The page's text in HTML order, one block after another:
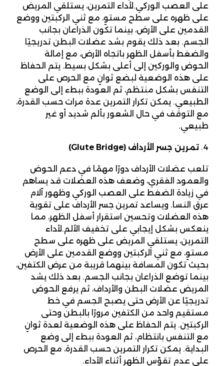
على العصب الوركي.لأداء التمرين، يستلقي المريض
على ظهره على سطح مستوٍ، مع ثني الركبتين ووضع
القدمين على الأرض، بينما تكون الذراعان بجانب
الجسم. بعد ذلك يقوم بشد عضلات البطن تدريجيًا
والضغط بأسفل الظهر باتجاه الأرض، مع إمالة
الحوض والوركين إلى أعلى بشكل بسيط. يتم الحفاظ
على هذه الوضعية لبضع ثوانٍ مع الحرص على
التنفس بشكل منتظم، ثم العودة ببطء إلى الوضع
الطبيعي. يمكن تكرار التمرين عدة مرات حسب القدرة،
مع التوقف في حال الشعور بألم شديد أو غير
طبيعي.
تمرين جسر الأرداف (Glute Bridge)
تلعب عضلات الأرداف دورًا مهمًا في دعم الحوض
والعمود الفقري، وضعف هذه العضلات قد يساهم
في زيادة الضغط على العصب الوركي وظهور آلام
عرق النسا. ويساعد تمرين جسر الأرداف على تقوية
هذه العضلات وتحسين استقرار أسفل الظهر، مما
ينعكس بشكل إيجابي على تخفيف الألم.لأداء
التمرين، يستلقي المريض على ظهره على سطح
مستوٍ، مع ثني الركبتين ووضع القدمين على الأرض
بحيث تكون المسافة بينهما قريبة من عرض الكتفين،
بينما توضع الذراعان بجانب الجسم. بعد ذلك يشد
المريض عضلات البطن والأرداف، ثم يرفع الحوض
تدريجيًا عن الأرض حتى يصبح الجسم في خط
مستقيم واحد من الكتفين مرورًا بالبطن وحتى
الركبتين. يتم الحفاظ على هذه الوضعية لعدة ثوانٍ
مع التنفس بانتظام، ثم العودة ببطء إلى وضع
البداية. يمكن تكرار التمرين حسب القدرة، مع الحرص
على عدم تقوّس الظهر أثناء الأداء.